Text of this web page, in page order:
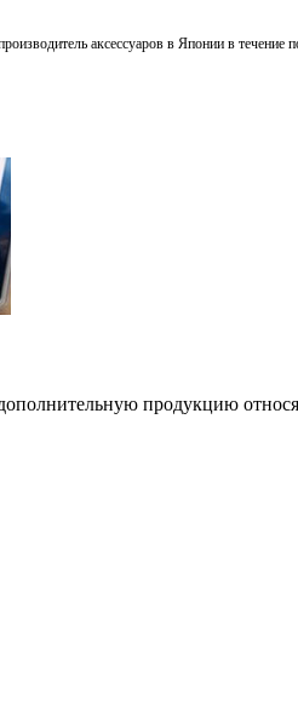
аксессуаров в Японии в течение
продукцию